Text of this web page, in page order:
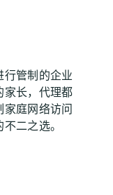
行管制的企业
家长，代理都
庭网络访问
二之选。